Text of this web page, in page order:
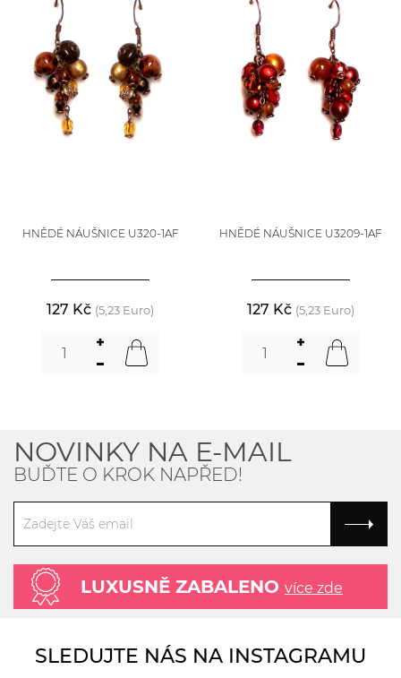
HNĚDÉ NÁUŠNICE U320-1AF
127 Kč (5,23 Euro)
HNĚDÉ NÁUŠNICE U3209-1AF
127 Kč (5,23 Euro)
NOVINKY NA E-MAIL
BUĎTE O KROK NAPŘED!
LUXUSNĚ ZABALENO více zde
SLEDUJTE NÁS NA INSTAGRAMU